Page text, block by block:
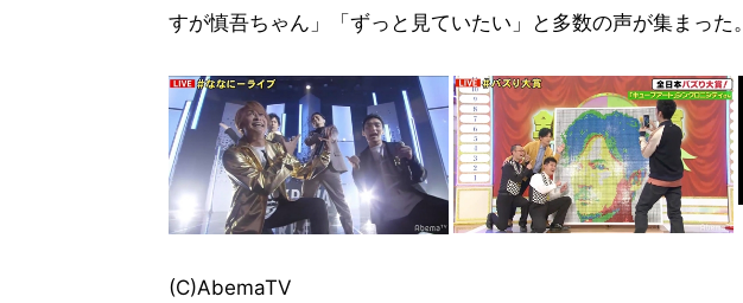
すが慎吾ちゃん」「ずっと見ていたい」と多数の声が集まった。
(C)AbemaTV